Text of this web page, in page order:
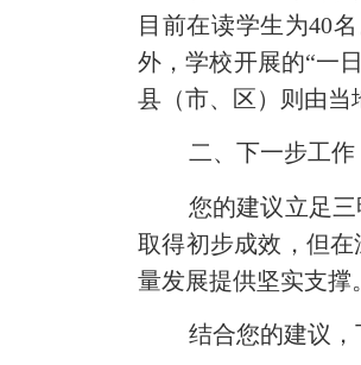
目前在读学生为40
外，学校开展的“一
县（市、区）则由当
二、下一步工作
您的建议立足
取得初步成效，但
量发展提供坚实支撑
结合您的建议，